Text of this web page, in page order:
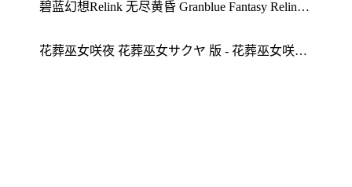
碧蓝幻想Relink 无尽黄昏 Granblue Fantasy Relink 中文版 - 玩法解析 Granblue Fantasy Relink tips
花葬巫女咲夜 花葬巫女サクヤ 版 - 花葬巫女咲夜心得 玩法解析